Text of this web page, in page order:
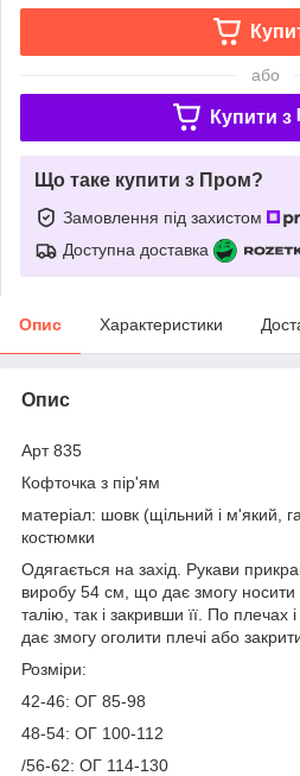
або
Купити з
Що таке купити з Пром?
Замовлення під захистом
Доступна доставка
Опис Характеристики
Опис
Арт 835
Кофточка з пір'ям
матеріал: шовк (щільний і м'який,
костюмки
Одягається на захід. Рукави
виробу 54 см, що дає змогу носити
талію, так і закривши її. По плечах
дає змогу оголити плечі або закрити
Розміри:
42-46: ОГ 85-98
48-54: ОГ 100-112
/56-62: ОГ 114-130